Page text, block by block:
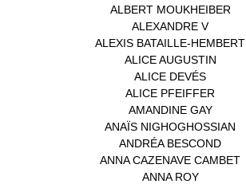
ALBERT MOUKHEIBER
ALEXANDRE V(1)
ALEXIS BATAILLE-HEMBERT
ALICE AUGUSTIN
ALICE DEVÉS
ALICE PFEIFFER
AMANDINE GAY(1)
ANAÏS NIGHOGHOSSIAN
ANDRÉA BESCOND
ANNA CAZENAVE CAMBET
ANNA ROY(1)